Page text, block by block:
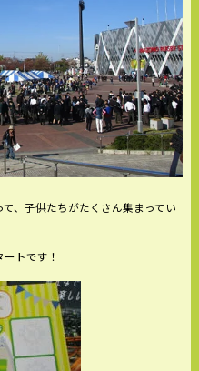
、子供たちがたくさん集まってい
トです！